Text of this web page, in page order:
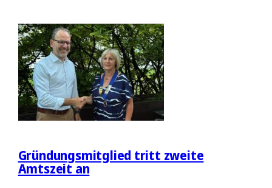
Gründungsmitglied tritt zweite
Amtszeit an